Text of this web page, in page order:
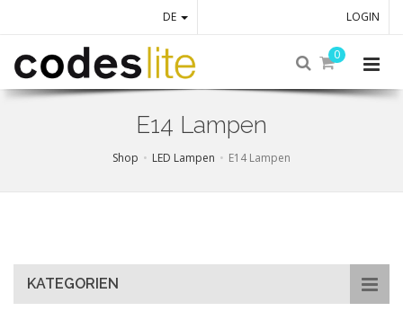
LOGIN
DE
0
E14 Lampen
Shop LED Lampen E14 Lampen
KATEGORIEN